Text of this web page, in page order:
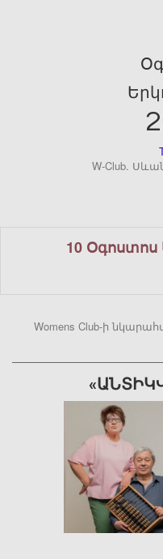
W-Club.
10 Օգոստոս
Womens Club-ի